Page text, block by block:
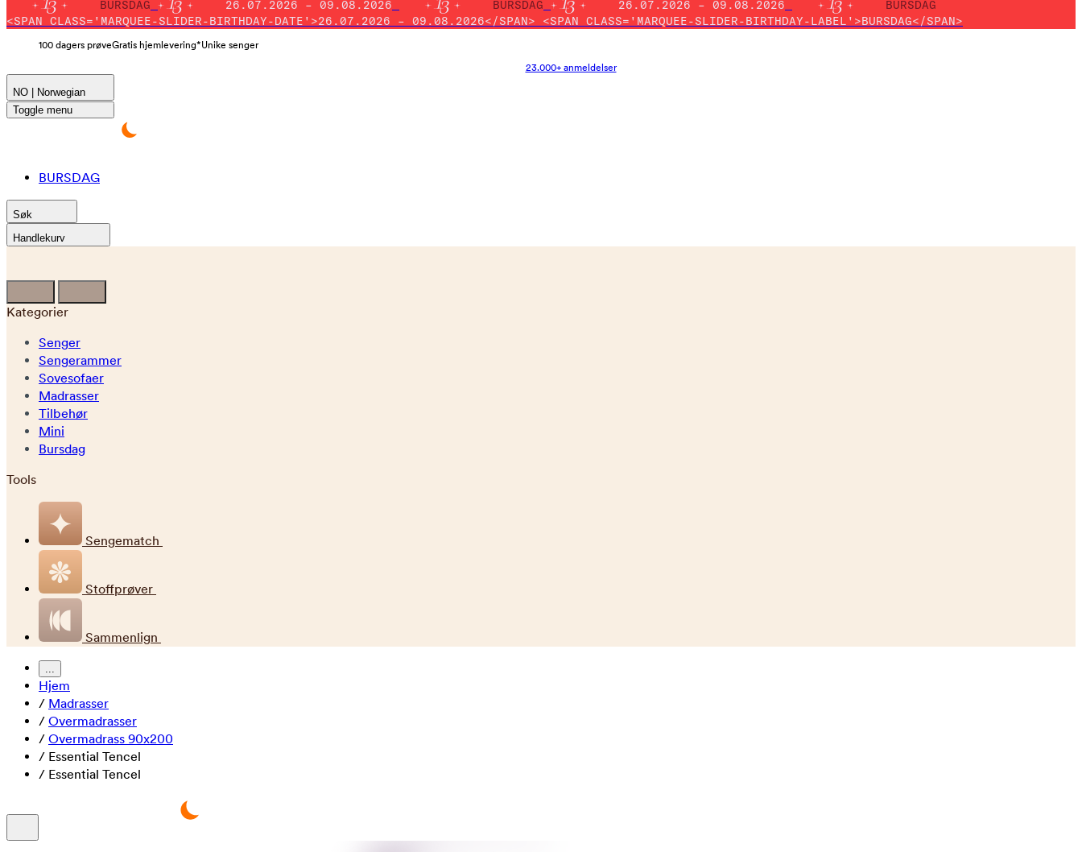
BURSDAG
26.07.2026 – 09.08.2026 BURSDAG 26.07.2026 – 09.08.2026
BURSDAG
<SPAN CLASS='MARQUEE-SLIDER-BIRTHDAY-DATE'>26.07.2026 – 09.08.2026</SPAN> <SPAN CLASS='MARQUEE-SLIDER-BIRTHDAY-LABEL'>BURSDAG</SPAN>
100 dagers prøveGratis hjemlevering*Unike senger
23.000+ anmeldelser
NO | Norwegian
Toggle menu
BURSDAG
Søk
Handlekurv
Kategorier
Senger
Sengerammer
Sovesofaer
Madrasser
Tilbehør
Mini
Bursdag
Tools
Sengematch
Stoffprøver
Sammenlign
...
Hjem
/ Madrasser
/ Overmadrasser
/ Overmadrass 90x200
/ Essential Tencel
/ Essential Tencel